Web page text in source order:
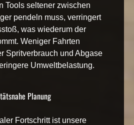
Tools seltener zwischen
pendeln muss, verringert
was wiederum der
Weniger Fahrten
Spritverbrauch und Abgase
Umweltbelastung.
Planung
Fortschritt ist unsere